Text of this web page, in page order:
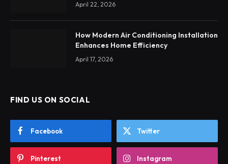
April 22, 2026
How Modern Air Conditioning Installation
Enhances Home Efficiency
April 17, 2026
FIND US ON SOCIAL
Facebook Twitter
Pinterest Instagram